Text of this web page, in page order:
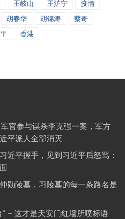
王岐山 王沪宁
疫情
胡春华 胡锦涛
蔡奇
香港
官参与谋杀李克强一案，军方
平派人全部消灭
近平握手，见到习近平后怒骂：
勋陵墓，习陵墓的每一条路名是
– 这才是天安门红墙所喷标语